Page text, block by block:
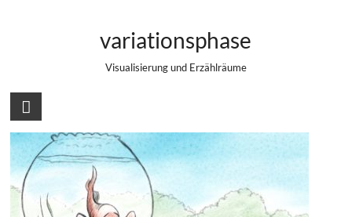
variationsphase
Visualisierung und Erzählräume